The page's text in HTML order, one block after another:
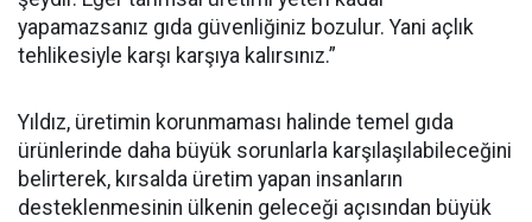
yapamazsanız gıda güvenliğiniz bozulur. Yani açlık
tehlikesiyle karşı karşıya kalırsınız.”
Yıldız, üretimin korunmaması halinde temel gıda
ürünlerinde daha büyük sorunlarla karşılaşılabileceğini
belirterek, kırsalda üretim yapan insanların
desteklenmesinin ülkenin geleceği açısından büyük